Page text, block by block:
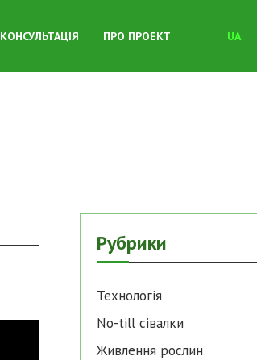
КОНСУЛЬТАЦІЯ ПРО ПРОЕКТ UA
Рубрики
Технологія
No-till cівалки
Живлення рослин